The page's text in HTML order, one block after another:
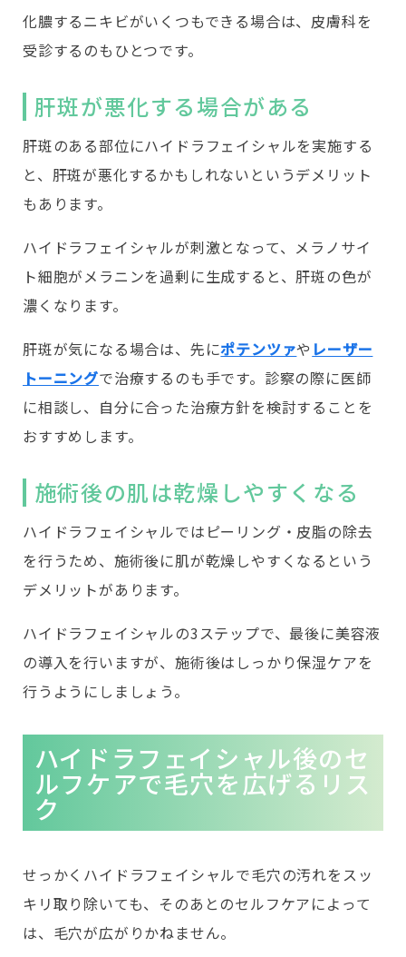
化膿するニキビがいくつもできる場合は、皮膚科を
受診するのもひとつです。
肝斑が悪化する場合がある
肝斑のある部位にハイドラフェイシャルを実施する
と、肝斑が悪化するかもしれないというデメリット
もあります。
ハイドラフェイシャルが刺激となって、メラノサイ
ト細胞がメラニンを過剰に生成すると、肝斑の色が
濃くなります。
肝斑が気になる場合は、先にポテンツァや レーザー
トーニングで治療するのも手です。診察の際に医師
に相談し、自分に合った治療方針を検討することを
おすすめします。
施術後の肌は乾燥しやすくなる
ハイドラフェイシャルではピーリング・皮脂の除去
を行うため、施術後に肌が乾燥しやすくなるという
デメリットがあります。
ハイドラフェイシャルの3ステップで、最後に美容液
の導入を行いますが、施術後はしっかり保湿ケアを
行うようにしましょう。
ハイドラフェイシャル後のセ
ルフケアで毛穴を広げるリス
ク
せっかくハイドラフェイシャルで毛穴の汚れをスッ
キリ取り除いても、そのあとのセルフケアによって
は、毛穴が広がりかねません。